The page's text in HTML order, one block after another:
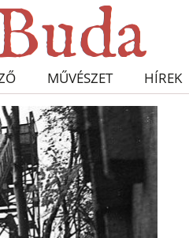
MŰVÉSZET HÍREK